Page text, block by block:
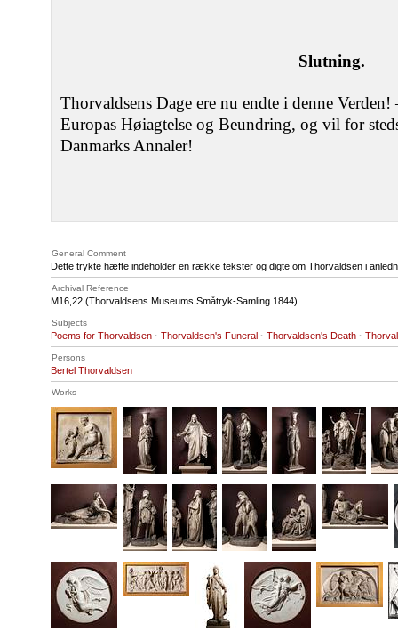
Slutning.
Thorvaldsens Dage ere nu endte i denne
Europas Høiagtelse og Beundring, og vil for
Danmarks Annaler!
General Comment
Dette trykte hæfte indeholder en række tekster og digte om Thorvaldsen i
Archival Reference
M16 ,22 (Thorvaldsens Museums Småtryk-Samling 1844)
Subjects
Poems for Thorvaldsen · Thorvaldsen's Funeral · Thorvaldsen's Death ·
Persons
Bertel Thorvaldsen
Works